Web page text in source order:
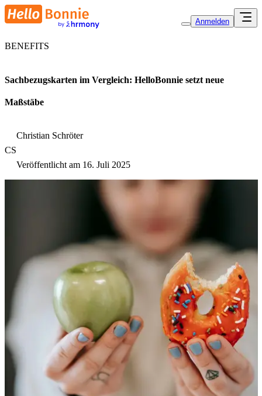
Anmelden
BENEFITS
Sachbezugskarten im Vergleich: HelloBonnie setzt neue
Maßstäbe
CS
Christian Schröter
Veröffentlicht am 16. Juli 2025